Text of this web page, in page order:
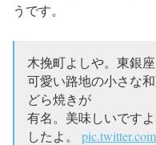
うです。
木挽町よしや。東銀
可愛い路地の小さな
どら焼きが
有名。美味しいです
したよ。